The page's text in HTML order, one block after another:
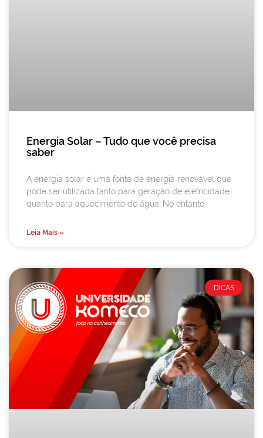
Energia Solar – Tudo que você precisa
saber
A energia solar é uma fonte de energia renovável que
pode ser utilizada tanto para geração de eletricidade
quanto para aquecimento de água. No entanto,
Leia Mais »
DICAS